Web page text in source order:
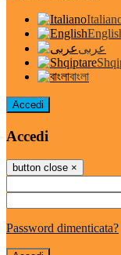
عربى
বাংলা
Accedi
Accedi
button close ×
Password dimenticata?